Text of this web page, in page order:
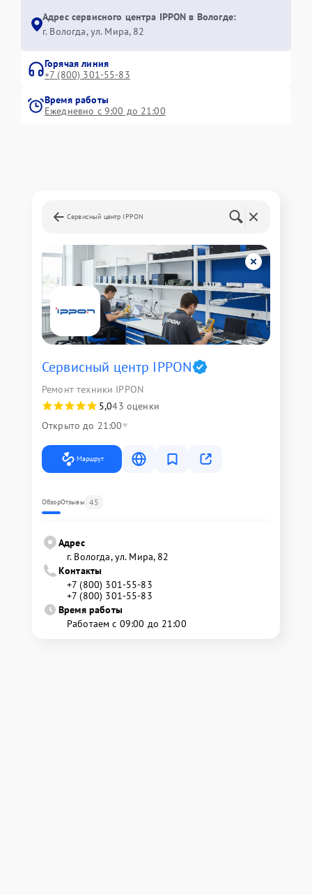
Адрес сервисного центра IPPON в Вологде:
г. Вологда, ул. Мира, 82
Горячая линия
+7 (800) 301-55-83
Время работы
Ежедневно с 9:00 до 21:00
Сервисный центр IPPON
Сервисный центр IPPON
Ремонт техники IPPON
5,043 оценки
Открыто до 21:00
Маршрут
ОбзорОтзывы 45
Адрес
г. Вологда, ул. Мира, 82
Контакты
+7 (800) 301-55-83
+7 (800) 301-55-83
Время работы
Работаем с 09:00 до 21:00